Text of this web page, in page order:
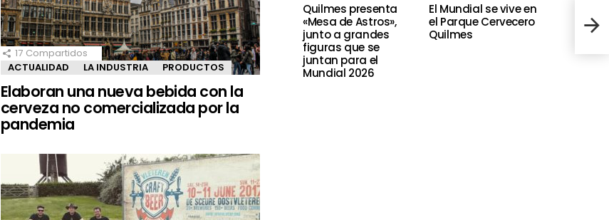
17 Compartidos
ACTUALIDAD
LA INDUSTRIA PRODUCTOS
Elaboran una nueva bebida con la
cerveza no comercializada por la
pandemia
Quilmes presenta
«Mesa de Astros»,
junto a grandes
figuras que se
juntan para el
Mundial 2026
El Mundial se vive en
el Parque Cervecero
Quilmes